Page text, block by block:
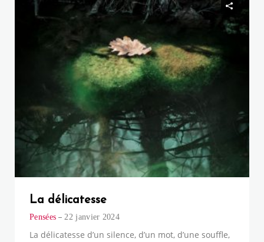
La délicatesse
Pensées 22 janvier 2024
La délicatesse d’un silence, d’un mot, d’une souffle,